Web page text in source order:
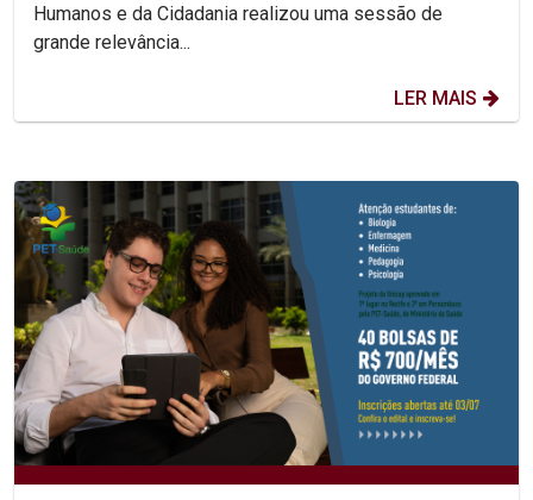
Humanos e da Cidadania realizou uma sessão de
grande relevância...
LER MAIS